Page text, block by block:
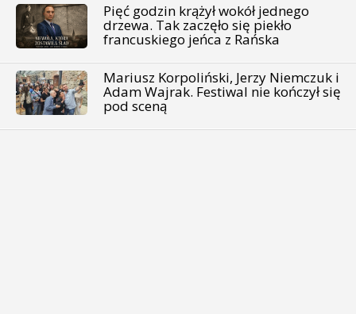
Pięć godzin krążył wokół jednego
drzewa. Tak zaczęło się piekło
francuskiego jeńca z Rańska
Mariusz Korpoliński, Jerzy Niemczuk i
Adam Wajrak. Festiwal nie kończył się
pod sceną